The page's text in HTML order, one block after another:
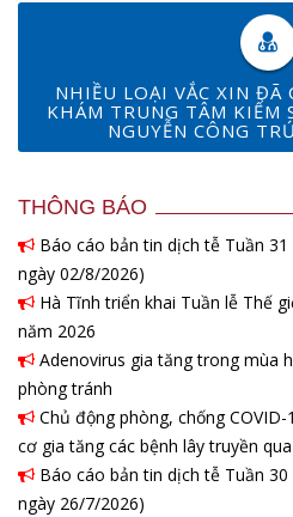
NHIỀU LOẠI VẮC XIN ĐÃ
KHÁM TRUNG TÂM KIỂM
NGUYỄN CÔNG
THÔNG BÁO
Báo cáo bản tin dịch tễ Tuần
ngày 02/8/2026)
Hà Tĩnh triển khai Tuần lễ Thế
năm 2026
Adenovirus gia tăng trong mùa
phòng tránh
Chủ động phòng, chống
cơ gia tăng các bệnh lây truyền
Báo cáo bản tin dịch tễ Tuần
ngày 26/7/2026)